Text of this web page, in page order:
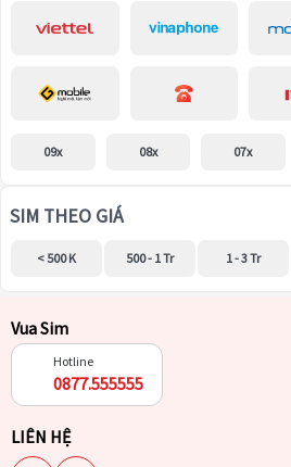
09x 08x 07x
SIM THEO GIÁ
< 500 K 500 - 1 Tr 1 - 3 Tr
Vua Sim
Hotline
0877.555555
LIÊN HỆ